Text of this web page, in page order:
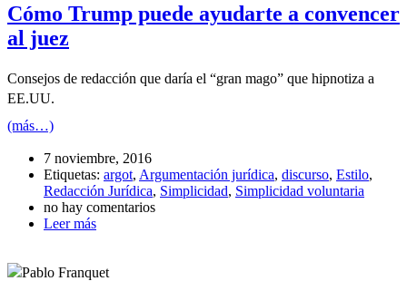
Cómo Trump puede ayudarte a convencer
al juez
Consejos de redacción que daría el “gran mago” que hipnotiza a
EE.UU.
(más…)
7 noviembre, 2016
Etiquetas: argot, Argumentación jurídica, discurso, Estilo,
Redacción Jurídica, Simplicidad, Simplicidad voluntaria
no hay comentarios
Leer más
Pablo Franquet